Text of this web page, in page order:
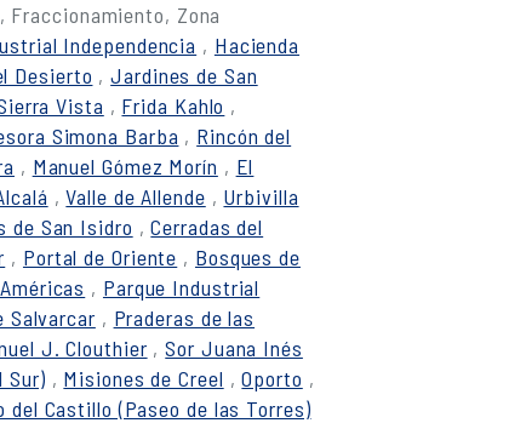
Zona
Independencia , Hacienda
Desierto ,Jardines de San
Vista , Frida Kahlo ,
Simona Barba , Rincón del
, Manuel Gómez Morín , El
,Valle de Allende , Urbivilla
de San Isidro ,Cerradas del
, Portal de Oriente , Bosques de
, Parque Industrial
Salvarcar , Praderas de las
J. Clouthier ,Sor Juana Inés
Sur) , Misiones de Creel ,Oporto ,
del Castillo (Paseo de las Torres)